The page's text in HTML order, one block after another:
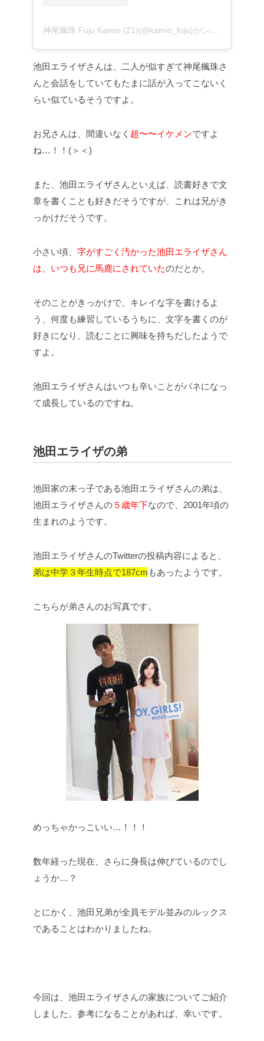
神尾楓珠 Fuju Kamio (21)(@kamio_fuju)がシェアした投稿
池田エライザさんは、二人が似すぎて神尾楓珠さ
んと会話をしていてもたまに話が入ってこないく
らい似ているそうですよ。
お兄さんは、間違いなく 超〜〜イケメンですよ
ね…！！(＞＜)
また、池田エライザさんといえば、読書好きで文
章を書くことも好きだそうですが、これは兄がき
っかけだそうです。
小さい頃、 字がすごく汚かった池田エライザさん
は、いつも兄に馬鹿にされていたのだとか。
そのことがきっかけで、キレイな字を書けるよ
う、何度も練習しているうちに、文字を書くのが
好きになり、読むことに興味を持ちだしたようで
すよ。
池田エライザさんはいつも辛いことがバネになっ
て成長しているのですね。
池田エライザの弟
池田家の末っ子である池田エライザさんの弟は、
池田エライザさんの ５歳年下なので、2001年頃の
生まれのようです。
池田エライザさんのTwitterの投稿内容によると、
弟は中学３年生時点で187cm もあったようです。
こちらが弟さんのお写真です。
めっちゃかっこいい…！！！
数年経った現在、さらに身長は伸びているのでし
ょうか…？
とにかく、池田兄弟が全員モデル並みのルックス
であることはわかりましたね。
今回は、池田エライザさんの家族についてご紹介
しました。参考になることがあれば、幸いです。